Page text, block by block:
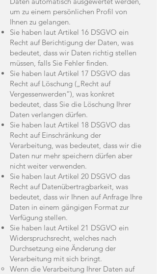
um zu einem persönlichen Profil von
Ihnen zu gelangen.
Sie haben laut Artikel 16 DSGVO ein
Recht auf Berichtigung der Daten, was
bedeutet, dass wir Daten richtig stellen
müssen, falls Sie Fehler finden.
Sie haben laut Artikel 17 DSGVO das
Recht auf Löschung („Recht auf
Vergessenwerden“), was konkret
bedeutet, dass Sie die Löschung Ihrer
Daten verlangen dürfen.
Sie haben laut Artikel 18 DSGVO das
Recht auf Einschränkung der
Verarbeitung, was bedeutet, dass wir die
Daten nur mehr speichern dürfen aber
nicht weiter verwenden.
Sie haben laut Artikel 20 DSGVO das
Recht auf Datenübertragbarkeit, was
bedeutet, dass wir Ihnen auf Anfrage Ihre
Daten in einem gängigen Format zur
Verfügung stellen.
Sie haben laut Artikel 21 DSGVO ein
Widerspruchsrecht, welches nach
Durchsetzung eine Änderung der
Verarbeitung mit sich bringt.
Wenn die Verarbeitung Ihrer Daten auf